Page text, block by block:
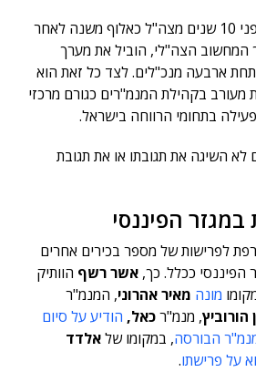
יצוין כי זרצקי, שפרש לפני 10 שנים מצה"ל כאלוף משנה לאחר
המחשוב הצה"לי, הוביל את מערך
ארבעה מנכ"לים. לצד כל זאת הוא
מעורב בקהילת המנמ"רים כגורם מרכזי
בתחומי הרווחה בישראל.
השיגה את תגובתו או את תגובת
במגזר הפיננסי
לפרישות של מספר בכירים אחרים
הפיננסי ככלל. כך, אשר רשף הוותיק
מונה מאיר אהרוני, המנמ"ר
הורוביץ, מנמ"רכאל, הודיע על סיום
הבורסה, במקומו שלאלדד
על פרישתו.